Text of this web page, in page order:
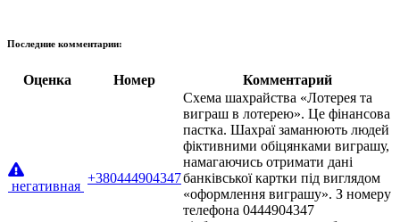
Последние комментарии:
Оценка Номер Комментарий
негативная
+380444904347
Схема шахрайства «Лотерея та
виграш в лотерею». Це фінансова
пастка. Шахраї заманюють людей
фіктивними обіцянками виграшу,
намагаючись отримати дані
банківської картки під виглядом
«оформлення виграшу». З номеру
телефона 0444904347